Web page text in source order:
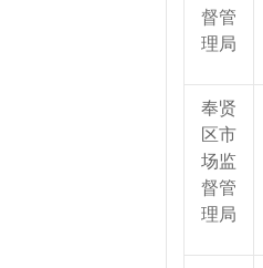
督管
理局
奉贤
区市
场监
督管
理局